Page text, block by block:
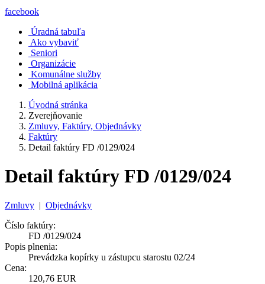
facebook
Úradná tabuľa
Ako vybaviť
Seniori
Organizácie
Komunálne služby
Mobilná aplikácia
Úvodná stránka
Zverejňovanie
Zmluvy, Faktúry, Objednávky
Faktúry
Detail faktúry FD /0129/024
Detail faktúry FD /0129/024
Zmluvy | Objednávky
Číslo faktúry:
FD /0129/024
Popis plnenia:
Prevádzka kopírky u zástupcu starostu 02/24
Cena:
120,76 EUR